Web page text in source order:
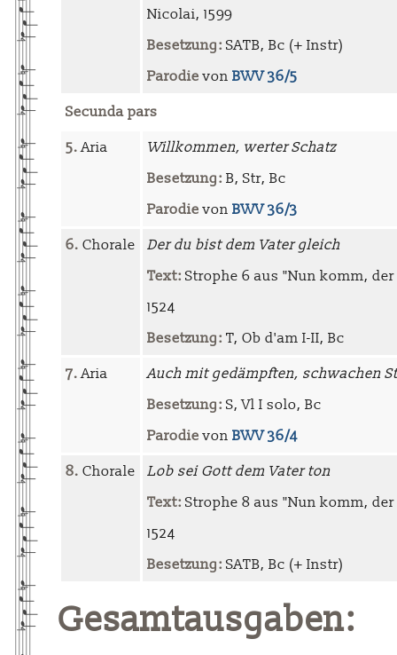
Nicolai, 1599
Besetzung: SATB, Bc (+ Instr)
Parodie von BWV 36/5
Secunda pars
5.Aria
Willkommen, werter Schatz
Besetzung: B, Str, Bc
Parodie von BWV 36/3
6. Chorale
Der du bist dem Vater gleich
Text: Strophe 6 aus "Nun komm,
1524
Besetzung: T, Ob d'am I-II, Bc
7.Aria
Auch mit gedämpften, schwachen
Besetzung: S, Vl I solo, Bc
Parodie von BWV 36/4
8. Chorale
Lob sei Gott dem Vater ton
Text: Strophe 8 aus "Nun komm,
1524
Besetzung: SATB, Bc (+ Instr)
Gesamtausgaben: